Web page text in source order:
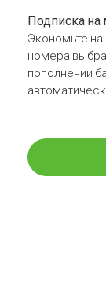
Подписка на
Экономьте
номера
пополнении